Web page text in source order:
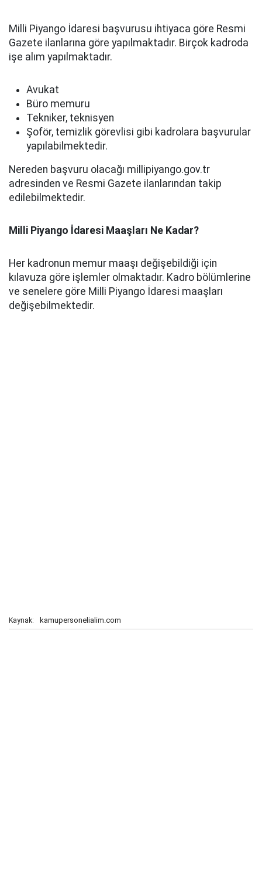
Milli Piyango İdaresi başvurusu ihtiyaca göre Resmi
Gazete ilanlarına göre yapılmaktadır. Birçok kadroda
işe alım yapılmaktadır.
Avukat
Büro memuru
Tekniker, teknisyen
Şoför, temizlik görevlisi gibi kadrolara başvurular
yapılabilmektedir.
Nereden başvuru olacağı millipiyango.gov.tr
adresinden ve Resmi Gazete ilanlarından takip
edilebilmektedir.
Milli Piyango İdaresi Maaşları Ne Kadar?
Her kadronun memur maaşı değişebildiği için
kılavuza göre işlemler olmaktadır. Kadro bölümlerine
ve senelere göre Milli Piyango İdaresi maaşları
değişebilmektedir.
Kaynak: kamupersonelialim.com